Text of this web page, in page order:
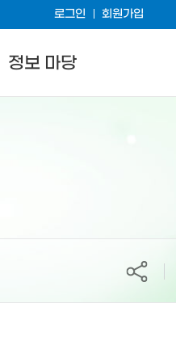
로그인 회원가입
정보 마당
공유